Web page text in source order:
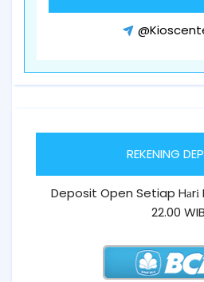
REKENING
Deposit Open Setiap Hаrі
22.00 WIB